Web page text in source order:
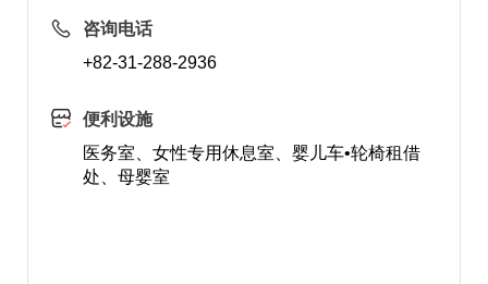
咨询电话
+82-31-288-2936
便利设施
医务室、女性专用休息室、婴儿车•轮椅租借
处、母婴室